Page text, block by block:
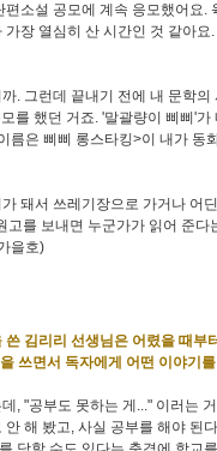
소설 공모에 계속 응모했어요.
장 열심히 산 시간인 것 같아요.
. 그런데 끝내기 전에 내 문학의
를 했던 거죠. '말괄량이 삐삐'가
름은 삐삐 롱스타킹>이 내가 동
돼서 쓰레기장으로 가거나 어
를 보내면 누군가가 읽어 준다
을호)
김리리 선생님은 어렸을 때부
쓰면서 독자에게 어떤 이야기
, "공부도 못하는 게..." 이러는
해 봤고, 사실 공부를 해야 된